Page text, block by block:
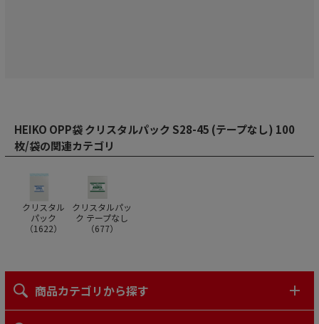
HEIKO OPP袋 クリスタルパック S28-45 (テープなし) 100
枚/袋の関連カテゴリ
クリスタル
パック
（1622）
クリスタルパッ
ク テープなし
（677）
商品カテゴリから探す